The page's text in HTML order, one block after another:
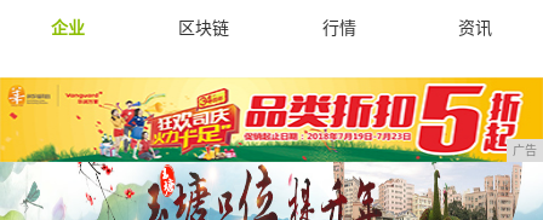
企业
区块链 行情 资讯
广告